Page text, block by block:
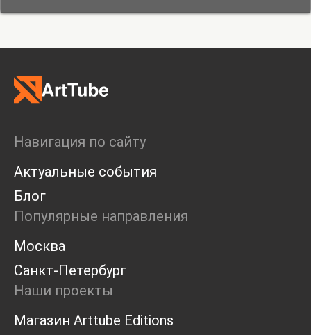
Навигация по сайту
Актуальные события
Блог
Популярные направления
Москва
Санкт-Петербург
Наши проекты
Магазин Arttube Editions